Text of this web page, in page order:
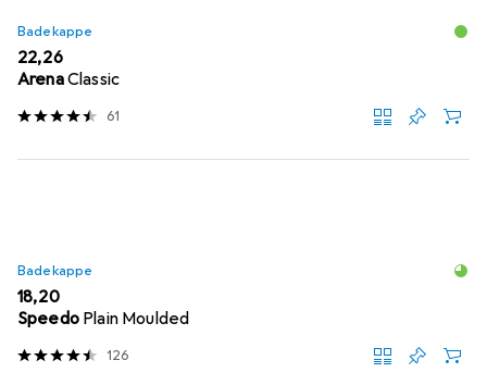
Badekappe
EUR
22,26
ArenaClassic
61
Badekappe
EUR
18,20
Speedo Plain Moulded
126